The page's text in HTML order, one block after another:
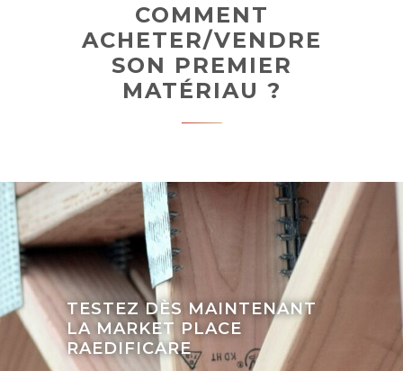
COMMENT
ACHETER/VENDRE
SON PREMIER
MATÉRIAU ?
TESTEZ DÈS MAINTENANT
LA MARKET PLACE
RAEDIFICARE